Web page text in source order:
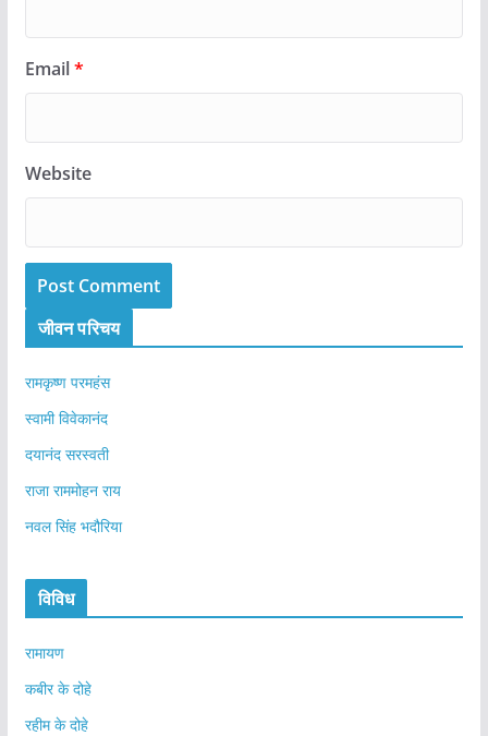
Email*
Website
जीवन परिचय
रामकृष्ण परमहंस
स्वामी विवेकानंद
दयानंद सरस्वती
राजा राममोहन राय
नवल सिंह भदौरिया
विविध
रामायण
कबीर के दोहे
रहीम के दोहे